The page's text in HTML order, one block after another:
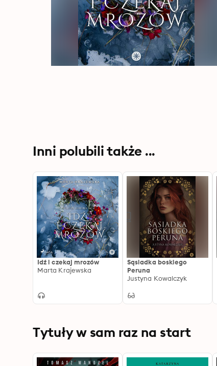
Inni polubili także ...
Idź i czekaj mrozów
Marta Krajewska
Sąsiadka boskiego
Peruna
Justyna Kowalczyk
Tytuły w sam raz na start